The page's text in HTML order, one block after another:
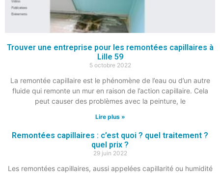
Trouver une entreprise pour les remontées capillaires à
Lille 59
5 octobre 2022
La remontée capillaire est le phénomène de l’eau ou d’un autre
fluide qui remonte un mur en raison de l’action capillaire. Cela
peut causer des problèmes avec la peinture, le
Lire plus »
Remontées capillaires : c’est quoi ? quel traitement ?
quel prix ?
29 juin 2022
Les remontées capillaires, aussi appelées capillarité ou humidité